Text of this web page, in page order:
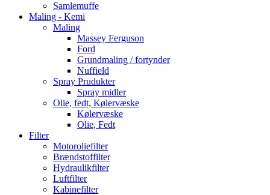
Samlemuffe
Maling - Kemi
Maling
Massey Ferguson
Ford
Grundmaling / fortynder
Nuffield
Spray Prudukter
Spray midler
Olie, fedt, Kølervæske
Kølervæske
Olie, Fedt
Filter
Motoroliefilter
Brændstoffilter
Hydraulikfilter
Luftfilter
Kabinefilter